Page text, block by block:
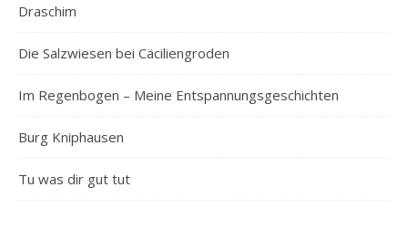
Draschim
Die Salzwiesen bei Cäciliengroden
Im Regenbogen – Meine Entspannungsgeschichten
Burg Kniphausen
Tu was dir gut tut